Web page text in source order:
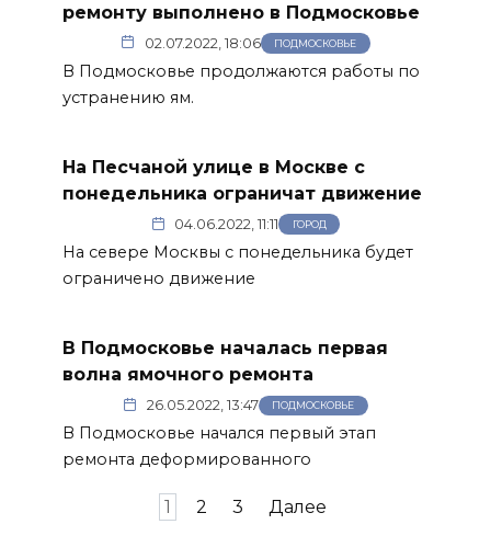
ремонту выполнено в Подмосковье
02.07.2022, 18:06 ПОДМОСКОВЬЕ
В Подмосковье продолжаются работы по
устранению ям.
На Песчаной улице в Москве с
понедельника ограничат движение
04.06.2022, 11:11 ГОРОД
На севере Москвы с понедельника будет
ограничено движение
В Подмосковье началась первая
волна ямочного ремонта
26.05.2022, 13:47 ПОДМОСКОВЬЕ
В Подмосковье начался первый этап
ремонта деформированного
1 2 3 Далее